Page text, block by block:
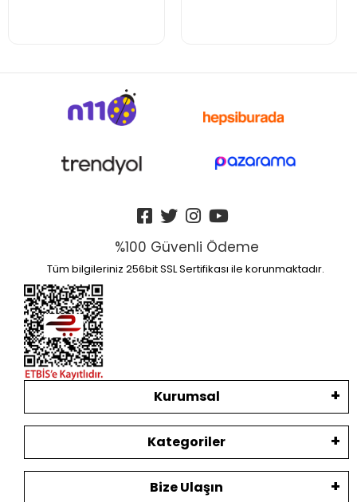
%100 Güvenli Ödeme
Tüm bilgileriniz 256bit SSL Sertifikası ile korunmaktadır.
Kurumsal
Kategoriler
Bize Ulaşın